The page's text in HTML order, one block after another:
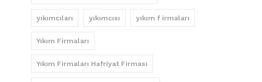
yıkımcıları yıkımcısı yıkım f irmaları
Yıkım Firmaları
Yıkım Firmaları Hafriyat Firması